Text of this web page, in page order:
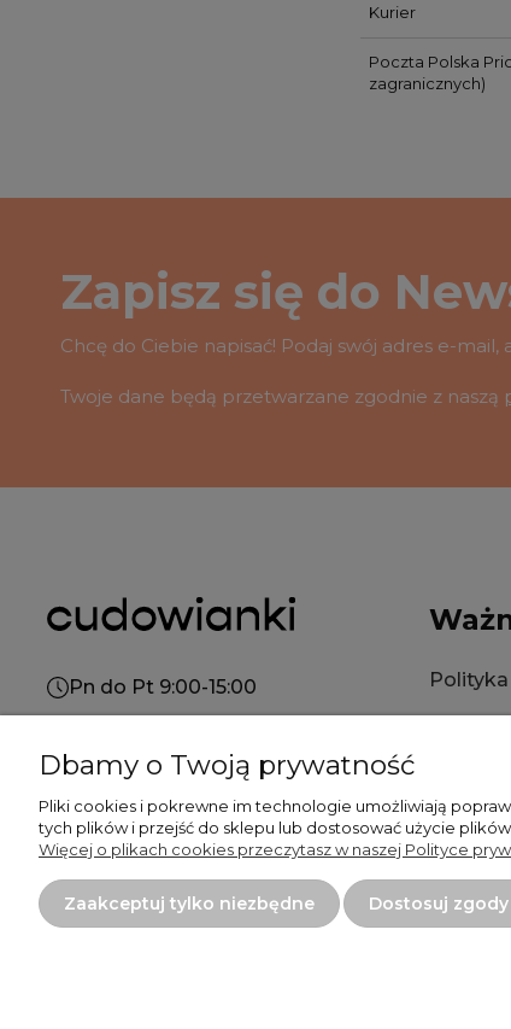
Kurier
Poczta Polska
zagranicznych)
Zapisz się do
Chcę do Ciebie napisać! Podaj swój adres e-mail,
Twoje dane będą przetwarzane zgodnie z naszą
Pn do Pt 9:00-15:00
kontakt@cudowianki.pl
Dbamy o Twoją prywatność
Pliki cookies i pokrewne im technologie umożliwiają
tych plików i przejść do sklepu lub dostosować użycie
Więcej o plikach cookies przeczytasz w naszej Polityce
Zaakceptuj tylko niezbędne Dostosuj zgody